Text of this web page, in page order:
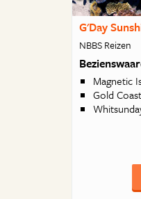
G'Day
NBBS Reizen
Magnetic
Gold